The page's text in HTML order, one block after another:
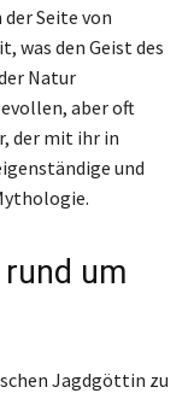
Seite von
was den Geist des
Natur
aber oft
der mit ihr in
und
um
Jagdgöttin zu